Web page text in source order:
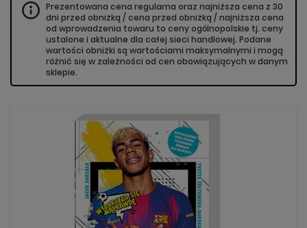
Prezentowana cena regularna oraz najniższa cena z 30
dni przed obniżką / cena przed obniżką / najniższa cena
od wprowadzenia towaru to ceny ogólnopolskie tj. ceny
ustalone i aktualne dla całej sieci handlowej. Podane
wartości obniżki są wartościami maksymalnymi i mogą
różnić się w zależności od cen obowiązujących w danym
sklepie.